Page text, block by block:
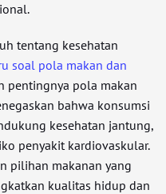
tentang kesehatan
soal pola makan dan
pentingnya pola makan
bahwa konsumsi
kesehatan jantung,
penyakit kardiovaskular.
pilihan makanan yang
kualitas hidup dan